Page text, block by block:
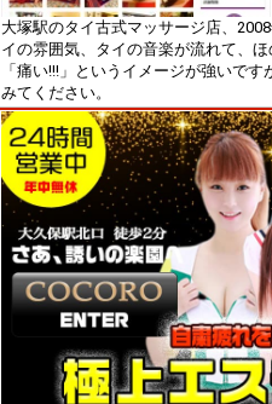
大塚駅のタイ古式マッサージ店、
イの雰囲気、タイの音楽が流れて、
「痛い!!!」というイメージが強いで
みてください。